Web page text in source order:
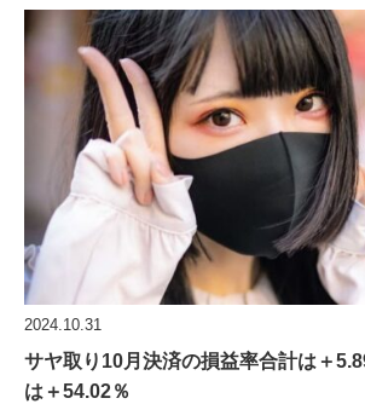
2024.10.31
サヤ取り10月決済の損益率合計は＋
は＋54.02％